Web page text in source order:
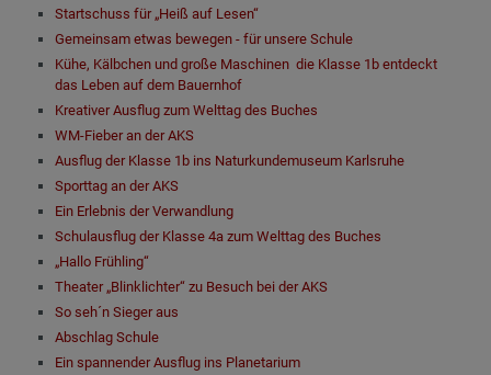
Startschuss für „Heiß auf Lesen“
Gemeinsam etwas bewegen - für unsere Schule
Kühe, Kälbchen und große Maschinen ­ die Klasse 1b entdeckt
das Leben auf dem Bauernhof
Kreativer Ausflug zum Welttag des Buches
WM-Fieber an der AKS
Ausﬂug der Klasse 1b ins Naturkundemuseum Karlsruhe
Sporttag an der AKS
Ein Erlebnis der Verwandlung
Schulausflug der Klasse 4a zum Welttag des Buches
„Hallo Frühling“
Theater „Blinklichter“ zu Besuch bei der AKS
So seh´n Sieger aus
Abschlag Schule
Ein spannender Ausflug ins Planetarium